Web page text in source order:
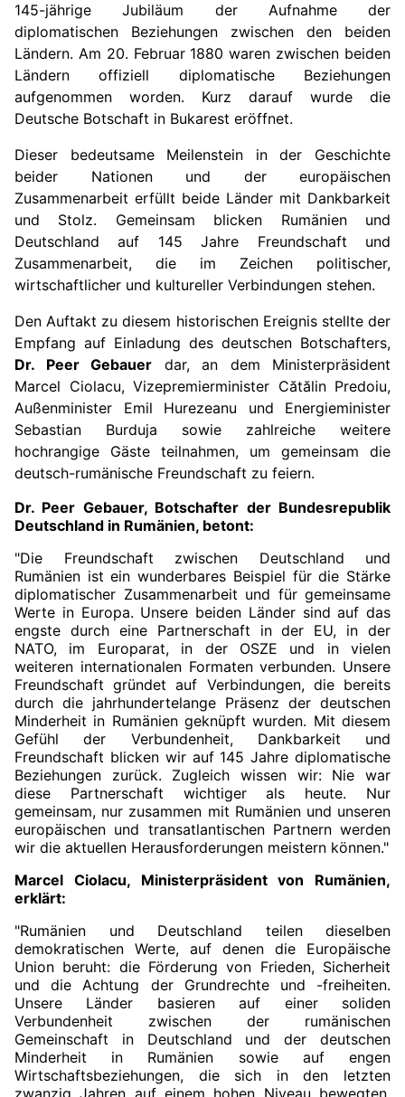
145-jährige Jubiläum der Aufnahme der
diplomatischen Beziehungen zwischen den beiden
Ländern. Am 20. Februar 1880 waren zwischen beiden
Ländern offiziell diplomatische Beziehungen
aufgenommen worden. Kurz darauf wurde die
Deutsche Botschaft in Bukarest eröffnet.
Dieser bedeutsame Meilenstein in der Geschichte
beider Nationen und der europäischen
Zusammenarbeit erfüllt beide Länder mit Dankbarkeit
und Stolz. Gemeinsam blicken Rumänien und
Deutschland auf 145 Jahre Freundschaft und
Zusammenarbeit, die im Zeichen politischer,
wirtschaftlicher und kultureller Verbindungen stehen.
Den Auftakt zu diesem historischen Ereignis stellte der
Empfang auf Einladung des deutschen Botschafters,
Dr. Peer Gebauer dar, an dem Ministerpräsident
Marcel Ciolacu, Vizepremierminister Cătălin Predoiu,
Außenminister Emil Hurezeanu und Energieminister
Sebastian Burduja sowie zahlreiche weitere
hochrangige Gäste teilnahmen, um gemeinsam die
deutsch-rumänische Freundschaft zu feiern.
Dr. Peer Gebauer, Botschafter der Bundesrepublik
Deutschland in Rumänien, betont:
"Die Freundschaft zwischen Deutschland und
Rumänien ist ein wunderbares Beispiel für die Stärke
diplomatischer Zusammenarbeit und für gemeinsame
Werte in Europa. Unsere beiden Länder sind auf das
engste durch eine Partnerschaft in der EU, in der
NATO, im Europarat, in der OSZE und in vielen
weiteren internationalen Formaten verbunden. Unsere
Freundschaft gründet auf Verbindungen, die bereits
durch die jahrhundertelange Präsenz der deutschen
Minderheit in Rumänien geknüpft wurden. Mit diesem
Gefühl der Verbundenheit, Dankbarkeit und
Freundschaft blicken wir auf 145 Jahre diplomatische
Beziehungen zurück. Zugleich wissen wir: Nie war
diese Partnerschaft wichtiger als heute. Nur
gemeinsam, nur zusammen mit Rumänien und unseren
europäischen und transatlantischen Partnern werden
wir die aktuellen Herausforderungen meistern können."
Marcel Ciolacu, Ministerpräsident von Rumänien,
erklärt:
"Rumänien und Deutschland teilen dieselben
demokratischen Werte, auf denen die Europäische
Union beruht: die Förderung von Frieden, Sicherheit
und die Achtung der Grundrechte und -freiheiten.
Unsere Länder basieren auf einer soliden
Verbundenheit zwischen der rumänischen
Gemeinschaft in Deutschland und der deutschen
Minderheit in Rumänien sowie auf engen
Wirtschaftsbeziehungen, die sich in den letzten